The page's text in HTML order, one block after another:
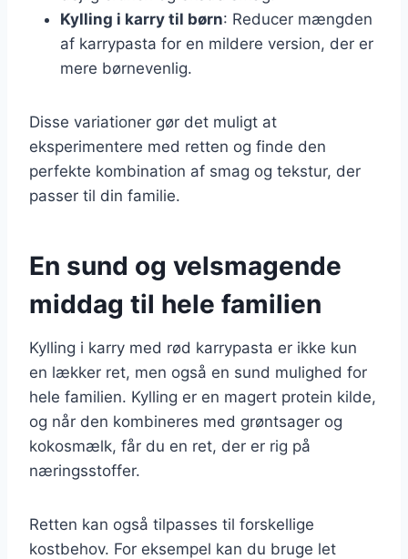
Kylling i karry til børn: Reducer mængden
af karrypasta for en mildere version, der er
mere børnevenlig.
Disse variationer gør det muligt at
eksperimentere med retten og finde den
perfekte kombination af smag og tekstur, der
passer til din familie.
En sund og velsmagende
middag til hele familien
Kylling i karry med rød karrypasta er ikke kun
en lækker ret, men også en sund mulighed for
hele familien. Kylling er en magert protein kilde,
og når den kombineres med grøntsager og
kokosmælk, får du en ret, der er rig på
næringsstoffer.
Retten kan også tilpasses til forskellige
kostbehov. For eksempel kan du bruge let